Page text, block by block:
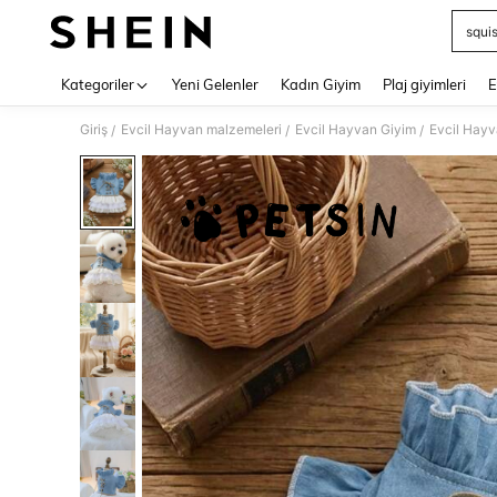
Kategoriler Yeni Gelenler Kadın Giyim Plaj giyimleri
Giriş / Evcil Hayvan malzemeleri / Evcil Hayvan Giyim / Evcil